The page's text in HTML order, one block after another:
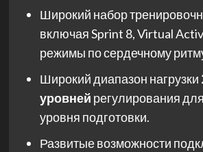
Широкий набор
включая Sprint 8, Virtual
режимы по сердечному
Широкий диапазон нагрузки
уровней регулирования
уровня подготовки.
Развитые возможности